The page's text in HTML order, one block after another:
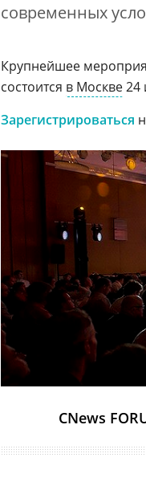
современных
Крупнейшее
состоится в Москве24
Зарегистрироваться
CNews